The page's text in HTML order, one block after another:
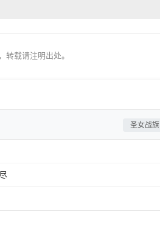
，转载请注明出处。
圣女战旗